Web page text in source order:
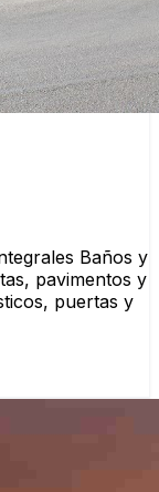
Baños y
pavimentos y
puertas y